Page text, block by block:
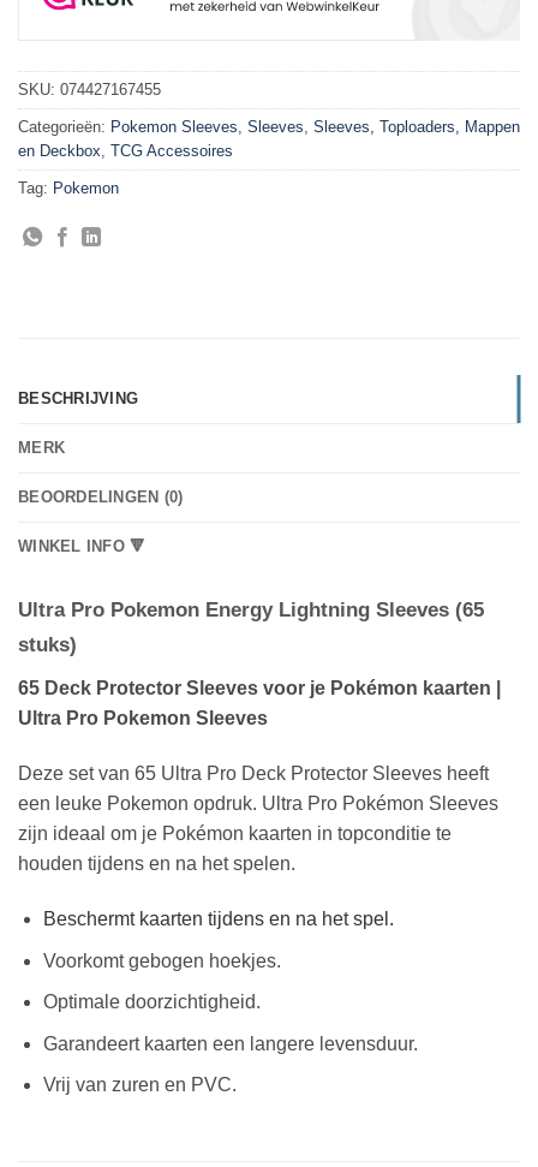
SKU: 074427167455
Categorieën: Pokemon Sleeves Sleeves Sleeves, Toploaders, Mappen
en Deckbox TCG Accessoires
Tag: Pokemon
BESCHRIJVING
MERK
BEOORDELINGEN (0)
WINKEL INFO 🔻
Ultra Pro Pokemon Energy Lightning Sleeves (65
stuks)
65 Deck Protector Sleeves voor je Pokémon kaarten |
Ultra Pro Pokemon Sleeves
Deze set van 65 Ultra Pro Deck Protector Sleeves heeft
een leuke Pokemon opdruk. Ultra Pro Pokémon Sleeves
zijn ideaal om je Pokémon kaarten in topconditie te
houden tijdens en na het spelen.
Beschermt kaarten tijdens en na het spel.
Voorkomt gebogen hoekjes.
Optimale doorzichtigheid.
Garandeert kaarten een langere levensduur.
Vrij van zuren en PVC.